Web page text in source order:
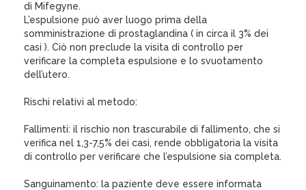
di Mifegyne.
L’espulsione può aver luogo prima della
somministrazione di prostaglandina ( in circa il 3% dei
casi ). Ciò non preclude la visita di controllo per
verificare la completa espulsione e lo svuotamento
dell’utero.
Rischi relativi al metodo:
Fallimenti: il rischio non trascurabile di fallimento, che si
verifica nel 1,3-7,5% dei casi, rende obbligatoria la visita
di controllo per verificare che l’espulsione sia completa.
Sanguinamento: la paziente deve essere informata